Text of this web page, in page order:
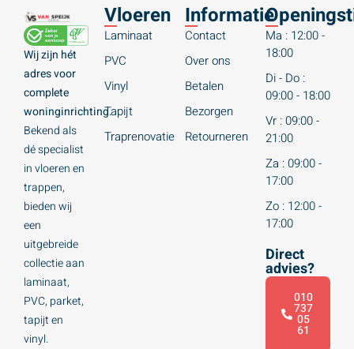
Wij zijn hét
adres voor
complete
woninginrichting.
Bekend als
dé specialist
in vloeren en
trappen,
bieden wij
een
uitgebreide
collectie aan
laminaat,
PVC, parket,
tapijt en
vinyl.
Vloeren
Laminaat
PVC
Vinyl
Tapijt
Traprenovatie
Informatie
Contact
Over ons
Betalen
Bezorgen
Retourneren
Ma : 12:00 -
18:00
Di - Do :
09:00 - 18:00
Vr : 09:00 -
21:00
Za : 09:00 -
17:00
Zo : 12:00 -
17:00
Direct
advies?
010
737
05
61